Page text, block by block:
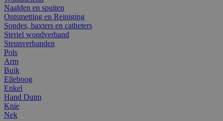
Naalden en spuiten
Ontsmetting en Reiniging
Sondes, baxters en catheters
Steriel wondverband
Steunverbanden
Pols
Arm
Buik
Elleboog
Enkel
Hand Duim
Knie
Nek